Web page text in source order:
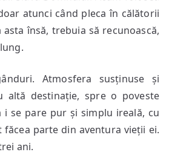
atunci când pleca în călătorii
asta însă, trebuia să recunoască,
Atmosfera susținuse și
altă destinație, spre o poveste
i se pare pur și simplu ireală, cu
parte din aventura vieții ei.
ani.